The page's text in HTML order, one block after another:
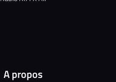
A propos